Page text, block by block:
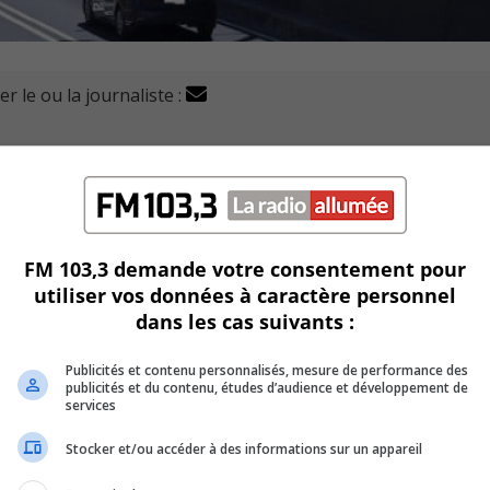
le ou la journaliste :
complètes de nuit sur l’autoroute 25 cette
La Fontaine.
dans les deux sens, pendant les nuits de lundi à
et de samedi à dimanche, de 23h à 9h du matin.
n° 4 et l’entrée en provenance de l’île Charron.
la sortie n° 90 de l’autoroute 20 et l’entrée en
FM 103,3 demande votre consentement pour
utiliser vos données à caractère personnel
dans les cas suivants :
Publicités et contenu personnalisés, mesure de performance des
publicités et du contenu, études d’audience et développement de
services
Stocker et/ou accéder à des informations sur un appareil